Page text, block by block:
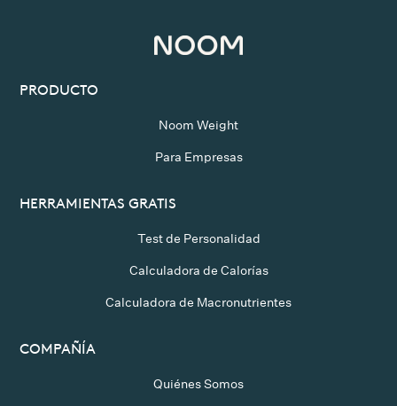
PRODUCTO
Noom Weight
Para Empresas
HERRAMIENTAS GRATIS
Test de Personalidad
Calculadora de Calorías
Calculadora de Macronutrientes
COMPAÑÍA
Quiénes Somos